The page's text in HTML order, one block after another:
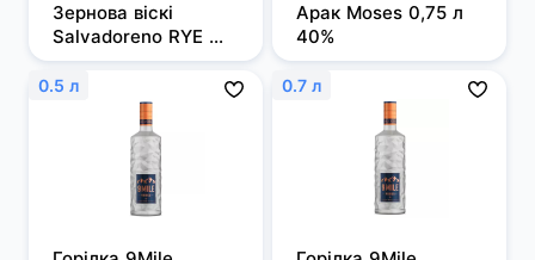
Зернова віскі
Salvadoreno RYE
0,7л 50%
Арак Moses 0,75 л
40%
0.5 л 0.7 л